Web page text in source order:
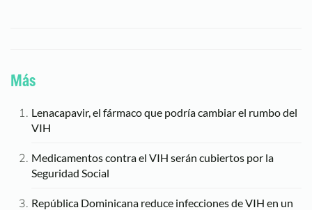
Más
Lenacapavir, el fármaco que podría cambiar el rumbo del
VIH
Medicamentos contra el VIH serán cubiertos por la
Seguridad Social
República Dominicana reduce infecciones de VIH en un